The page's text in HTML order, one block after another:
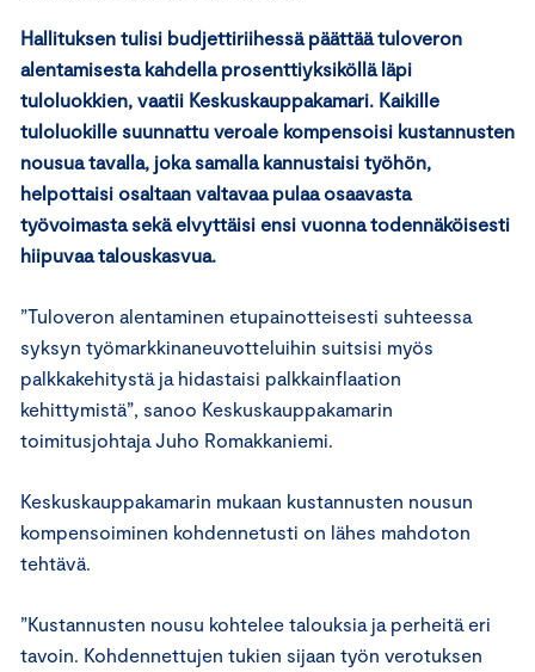
Hallituksen tulisi budjettiriihessä päättää tuloveron
alentamisesta kahdella prosenttiyksiköllä läpi
tuloluokkien, vaatii Keskuskauppakamari. Kaikille
tuloluokille suunnattu veroale kompensoisi kustannusten
nousua tavalla, joka samalla kannustaisi työhön,
helpottaisi osaltaan valtavaa pulaa osaavasta
työvoimasta sekä elvyttäisi ensi vuonna todennäköisesti
hiipuvaa talouskasvua.
”Tuloveron alentaminen etupainotteisesti suhteessa
syksyn työmarkkinaneuvotteluihin suitsisi myös
palkkakehitystä ja hidastaisi palkkainflaation
kehittymistä”, sanoo Keskuskauppakamarin
toimitusjohtaja Juho Romakkaniemi.
Keskuskauppakamarin mukaan kustannusten nousun
kompensoiminen kohdennetusti on lähes mahdoton
tehtävä.
”Kustannusten nousu kohtelee talouksia ja perheitä eri
tavoin. Kohdennettujen tukien sijaan työn verotuksen